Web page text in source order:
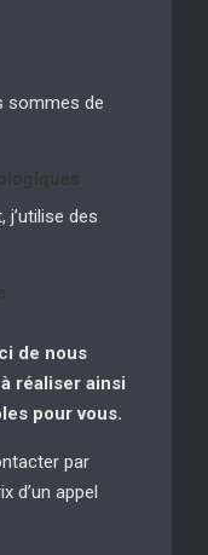
sommes de
j’utilise des
de nous
réaliser ainsi
pour vous.
par
d’un appel